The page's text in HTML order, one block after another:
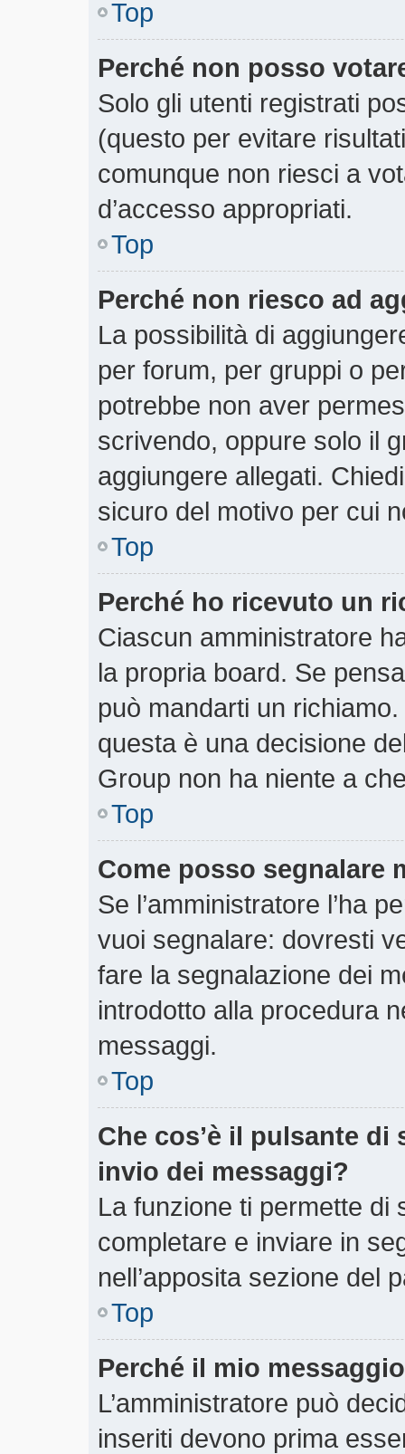
Top
Perché non posso
Solo gli utenti registrati
(questo per evitare
comunque non riesci a
d’accesso appropriati.
Top
Perché non riesco ad
La possibilità di
per forum, per gruppi o
potrebbe non aver
scrivendo, oppure solo il
aggiungere allegati.
sicuro del motivo per cui
Top
Perché ho ricevuto un
Ciascun amministratore
la propria board. Se
può mandarti un
questa è una decisione
Group non ha niente a
Top
Come posso segnalare
Se l’amministratore l’ha
vuoi segnalare: dovresti
fare la segnalazione dei
introdotto alla procedura
messaggi.
Top
Che cos’è il pulsante
invio dei messaggi?
La funzione ti permette di
completare e inviare in
nell’apposita sezione del
Top
Perché il mio
L’amministratore può
inseriti devono prima